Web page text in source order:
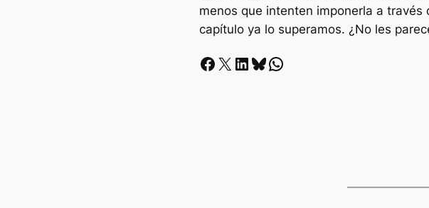
menos que intenten imponerla a través
capítulo ya lo superamos. ¿No les
Facebook X LinkedIn Bluesky Whatsapp